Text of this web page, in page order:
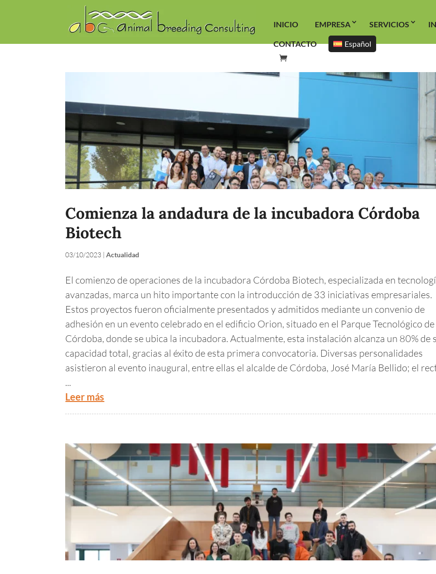
INICIO EMPRESA SERVICIOS
CONTACTO Español
Comienza la andadura de la incubadora Córdoba
Biotech
03/10/2023 |Actualidad
El comienzo de operaciones de la incubadora Córdoba Biotech, especializada en
avanzadas, marca un hito importante con la introducción de 33 iniciativas empresariales.
Estos proyectos fueron oficialmente presentados y admitidos mediante un convenio de
adhesión en un evento celebrado en el edificio Orion, situado en el Parque Tecnológico de
Córdoba, donde se ubica la incubadora. Actualmente, esta instalación alcanza un 80% de
capacidad total, gracias al éxito de esta primera convocatoria. Diversas personalidades
asistieron al evento inaugural, entre ellas el alcalde de Córdoba, José María Bellido; el
...
Leer más